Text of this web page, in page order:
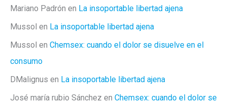
Mariano Padrón en La insoportable libertad ajena
Mussol en La insoportable libertad ajena
Mussol en Chemsex: cuando el dolor se disuelve en el
consumo
DMalignus en La insoportable libertad ajena
José maría rubio Sánchez en Chemsex: cuando el dolor se